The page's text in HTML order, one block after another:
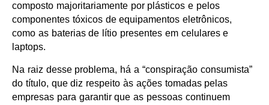
composto majoritariamente por plásticos e pelos
componentes tóxicos de equipamentos eletrônicos,
como as baterias de lítio presentes em celulares e
laptops.
Na raiz desse problema, há a “conspiração consumista”
do título, que diz respeito às ações tomadas pelas
empresas para garantir que as pessoas continuem